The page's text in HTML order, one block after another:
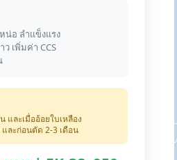
หน่อ ลำแข็งแรง
ว เพิ่มค่า CCS
และเมื่ออ้อยใบเหลือง
และก่อนตัด 2-3 เดือน